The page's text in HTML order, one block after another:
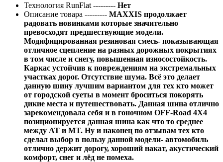
Технология RunFlat --------- Нет
Описание товара --------- MAXXIS продолжает
радовать новинками которые значительно
превосходят предшествующие модели.
Модифицированная резиновая смесь- показывающая
отличное сцепление на разных дорожных покрытиях
в том числе и снегу, повышенная износостойкость.
Каркас устойчив к повреждениям на экстремальных
участках дорог. Отсутствие шума. Всё это делает
данную шину лучшим вариантом для тех кто может
от городской суеты в момент броситься покорять
дикие места и путешествовать. Данная шина отлично
зарекомендовала себя и в гоночном OFF-Road 4X4
позиционируется данная шина как что то среднее
между AT и MT. Ну и наконец по отзывам тех кто
сделал выбор в пользу данной модели- автомобиль
отлично держит дорогу, хороший накат, акустический
комфорт, снег и лёд не помеха.